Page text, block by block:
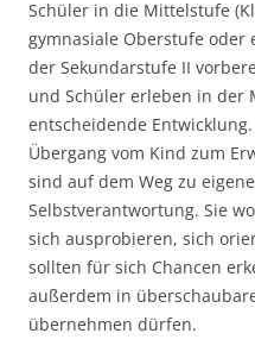
Schüler in die Mittelstufe
gymnasiale Oberstufe oder
der Sekundarstufe II
und Schüler erleben in der
entscheidende
Übergang vom Kind zum
sind auf dem Weg zu
Selbstverantwortung. Sie
sich ausprobieren, sich
sollten für sich Chancen
außerdem in
übernehmen dürfen.